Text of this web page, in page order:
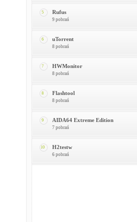
5 Rufus
9 pobrań
6 uTorrent
8 pobrań
7 HWMonitor
8 pobrań
8 Flashtool
8 pobrań
9 AIDA64 Extreme Edition
7 pobrań
10 H2testw
6 pobrań